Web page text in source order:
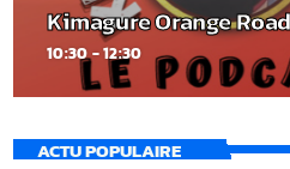
Kimagure Orange
10:30 - 12:30
ACTU POPULAIRE